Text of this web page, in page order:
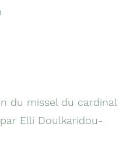
du missel du cardinal
Elli Doulkaridou-